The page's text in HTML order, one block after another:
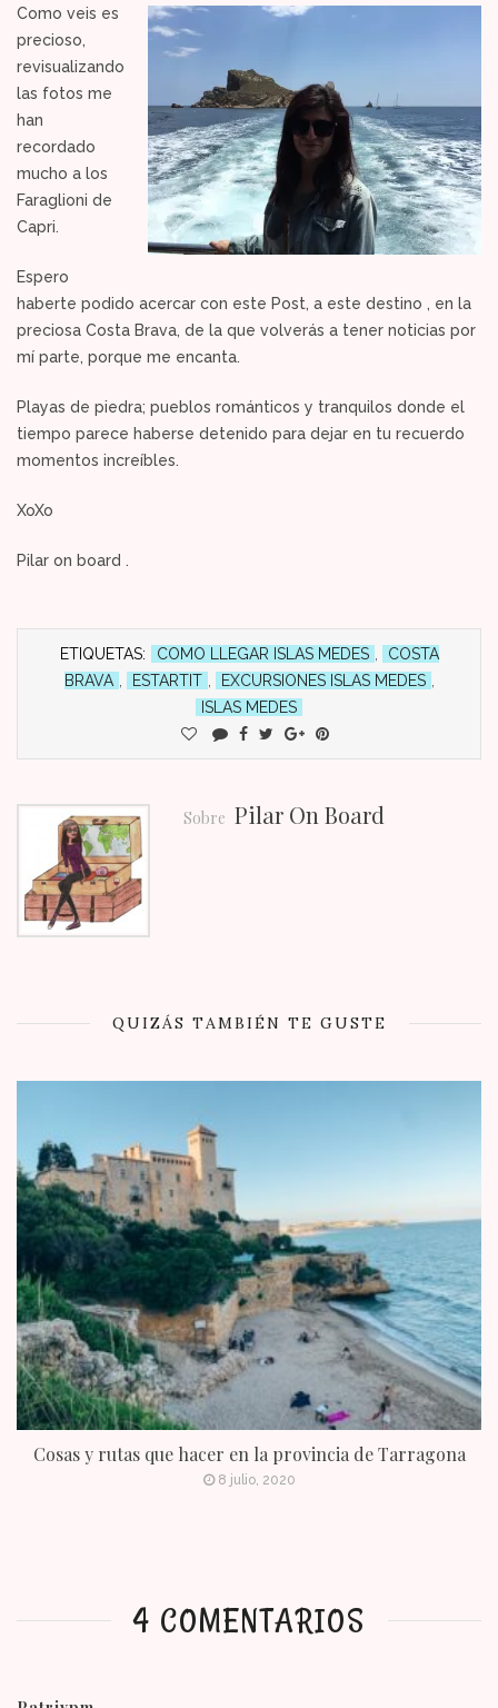
Como veis es
precioso,
revisualizando
las fotos me
han
recordado
mucho a los
Faraglioni de
Capri.
Espero
haberte podido acercar con este Post, a este destino , en la
preciosa Costa Brava, de la que volverás a tener noticias por
mí parte, porque me encanta.
Playas de piedra; pueblos románticos y tranquilos donde el
tiempo parece haberse detenido para dejar en tu recuerdo
momentos increíbles.
XoXo
Pilar on board .
ETIQUETAS: COMO LLEGAR ISLAS MEDES
COSTA
BRAVA
ESTARTIT EXCURSIONES ISLAS MEDES
ISLAS MEDES
Sobre Pilar On Board
QUIZÁS TAMBIÉN TE GUSTE
Cosas y rutas que hacer en la provincia de Tarragona
8 julio, 2020
4 COMENTARIOS